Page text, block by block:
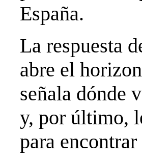
España.
La respuesta
abre el
señala dónde
y, por último,
para